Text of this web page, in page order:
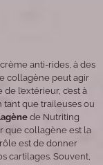
anti-rides, à des
collagène peut agir
l’extérieur, c’est à
tant que traileuses ou
de Nutriting
que collagène est la
est de donner
cartilages. Souvent,